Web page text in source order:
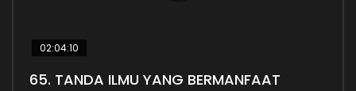
02:04:10
65. TANDA ILMU YANG BERMANFAAT